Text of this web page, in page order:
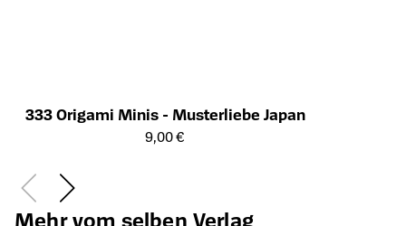
333 Origami Minis - Musterliebe Japan
Öffnet die Detailseite des Produkts
9,00 €
Mehr vom selben Verlag